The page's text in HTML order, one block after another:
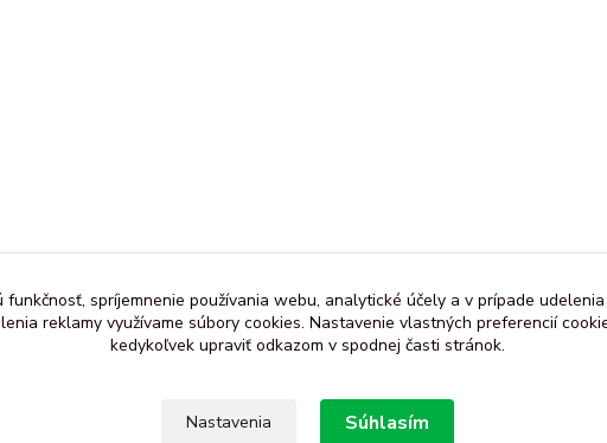
funkčnosť, spríjemnenie používania webu, analytické účely a v prípade
reklamy využívame súbory cookies. Nastavenie vlastných preferencií
kedykoľvek upraviť odkazom v spodnej časti stránok.
Nastavenia Súhlasím